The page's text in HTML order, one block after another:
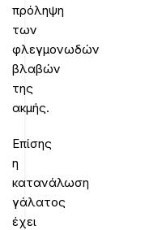
πρόληψη
των
φλεγμονωδών
βλαβών
της
ακμής.
Επίσης
η
κατανάλωση
γάλατος
έχει